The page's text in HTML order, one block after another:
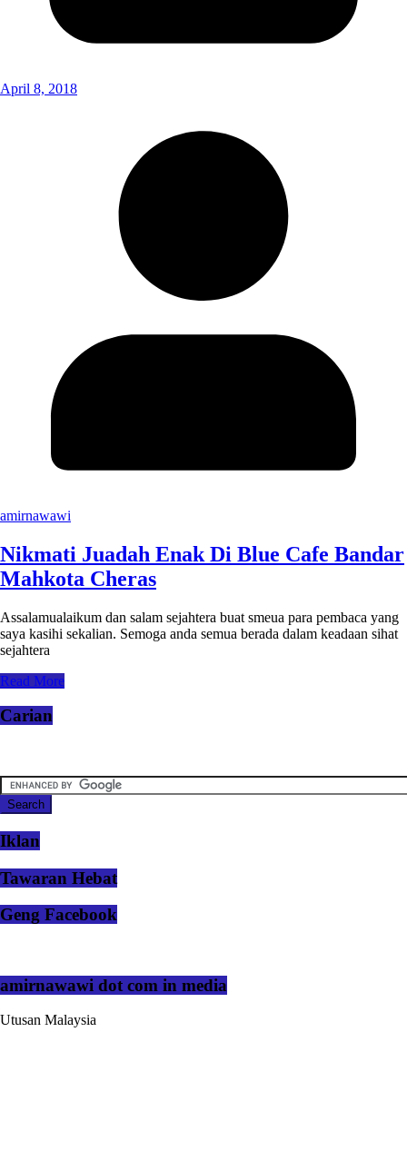
April 8, 2018
amirnawawi
Nikmati Juadah Enak Di Blue Cafe Bandar
Mahkota Cheras
Assalamualaikum dan salam sejahtera buat smeua para pembaca yang
saya kasihi sekalian. Semoga anda semua berada dalam keadaan sihat
sejahtera
Read More
Carian
Iklan
Tawaran Hebat
Geng Facebook
amirnawawi dot com in media
Utusan Malaysia